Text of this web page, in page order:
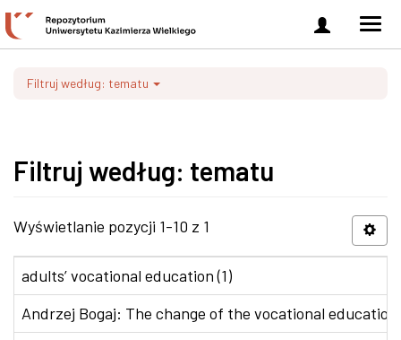
Zaloguj
się
Filtruj według: tematu
Filtruj według: tematu
Wyświetlanie pozycji 1-10 z 1
adults’ vocational education (1)
Andrzej Bogaj: The change of the vocational